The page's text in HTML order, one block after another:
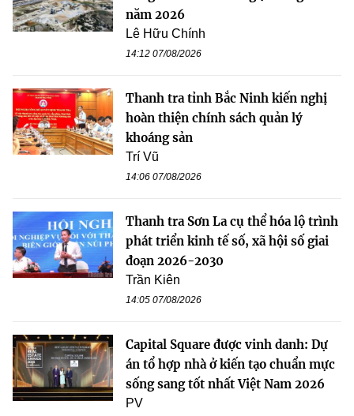
năm 2026
Lê Hữu Chính
14:12 07/08/2026
Thanh tra tỉnh Bắc Ninh kiến nghị
hoàn thiện chính sách quản lý
khoáng sản
Trí Vũ
14:06 07/08/2026
Thanh tra Sơn La cụ thể hóa lộ trình
phát triển kinh tế số, xã hội số giai
đoạn 2026-2030
Trần Kiên
14:05 07/08/2026
Capital Square được vinh danh: Dự
án tổ hợp nhà ở kiến tạo chuẩn mực
sống sang tốt nhất Việt Nam 2026
PV